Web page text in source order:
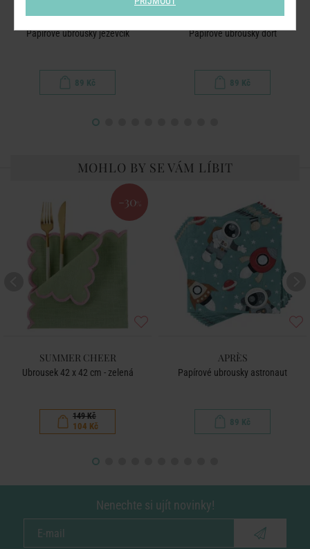
APRÈS
Papírové ubrousky jezevčík
89 Kč
APRÈS
Papírové ubrousky dort
89 Kč
MOHLO BY SE VÁM LÍBIT
-30 %
SUMMER CHEER
Ubrousek 42 x 42 cm - zelená
149 Kč
104 Kč
APRÈS
Papírové ubrousky astronaut
89 Kč
Nenechte si ujít novinky!